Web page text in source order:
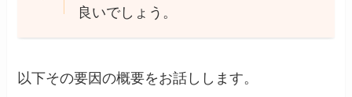
良いでしょう。
以下その要因の概要をお話しします。